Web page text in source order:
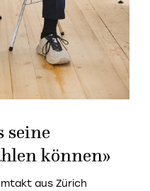
seine
können»
aus Zürich